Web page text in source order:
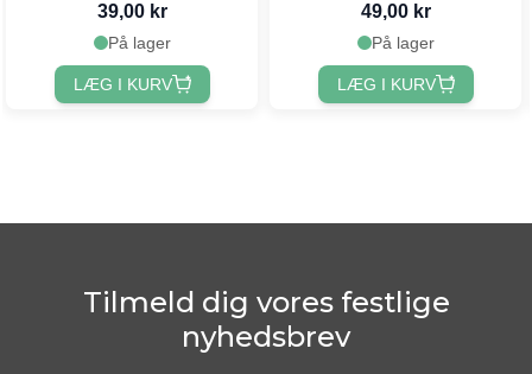
39,00 kr
På lager
LÆG I KURV
49,00 kr
På lager
LÆG I KURV
Tilmeld dig vores festlige
nyhedsbrev